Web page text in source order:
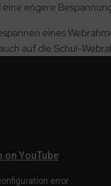
engere
eines
auf die Schul-